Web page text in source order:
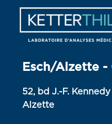
Esch/Alzette -
52, bd J.-F.
Alzette